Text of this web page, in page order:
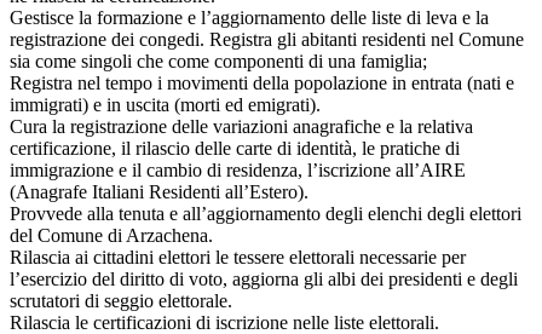
Gestisce la formazione e l’aggiornamento delle liste di leva e la
registrazione dei congedi. Registra gli abitanti residenti nel Comune
sia come singoli che come componenti di una famiglia;
Registra nel tempo i movimenti della popolazione in entrata (nati e
immigrati) e in uscita (morti ed emigrati).
Cura la registrazione delle variazioni anagrafiche e la relativa
certificazione, il rilascio delle carte di identità, le pratiche di
immigrazione e il cambio di residenza, l’iscrizione all’AIRE
(Anagrafe Italiani Residenti all’Estero).
Provvede alla tenuta e all’aggiornamento degli elenchi degli elettori
del Comune di Arzachena.
Rilascia ai cittadini elettori le tessere elettorali necessarie per
l’esercizio del diritto di voto, aggiorna gli albi dei presidenti e degli
scrutatori di seggio elettorale.
Rilascia le certificazioni di iscrizione nelle liste elettorali.